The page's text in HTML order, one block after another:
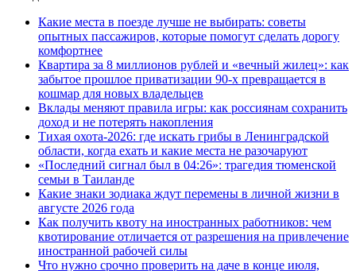
Какие места в поезде лучше не выбирать: советы
опытных пассажиров, которые помогут сделать дорогу
комфортнее
Квартира за 8 миллионов рублей и «вечный жилец»: как
забытое прошлое приватизации 90-х превращается в
кошмар для новых владельцев
Вклады меняют правила игры: как россиянам сохранить
доход и не потерять накопления
Тихая охота-2026: где искать грибы в Ленинградской
области, когда ехать и какие места не разочаруют
«Последний сигнал был в 04:26»: трагедия тюменской
семьи в Таиланде
Какие знаки зодиака ждут перемены в личной жизни в
августе 2026 года
Как получить квоту на иностранных работников: чем
квотирование отличается от разрешения на привлечение
иностранной рабочей силы
Что нужно срочно проверить на даче в конце июля,